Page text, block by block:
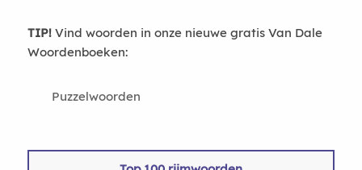
TIP!Vind woorden in onze nieuwe gratis Van Dale
Woordenboeken:
Puzzelwoorden